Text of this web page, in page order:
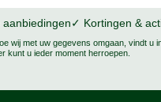
✓ Kortingen &
wij met uw gegevens omgaan, vindt u
kunt u ieder moment herroepen.